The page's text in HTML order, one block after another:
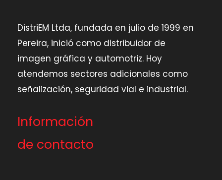
DistriEM Ltda, fundada en julio de 1999 en
Pereira, inició como distribuidor de
imagen gráfica y automotriz. Hoy
atendemos sectores adicionales como
señalización, seguridad vial e industrial.
Información
de contacto